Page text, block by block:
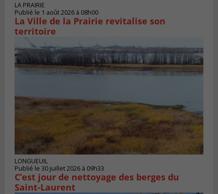
LA PRAIRIE
Publié le 1 août 2026 à 08h00
La Ville de la Prairie revitalise son
territoire
LONGUEUIL
Publié le 30 juillet 2026 à 09h33
C’est jour de nettoyage des berges du
Saint-Laurent